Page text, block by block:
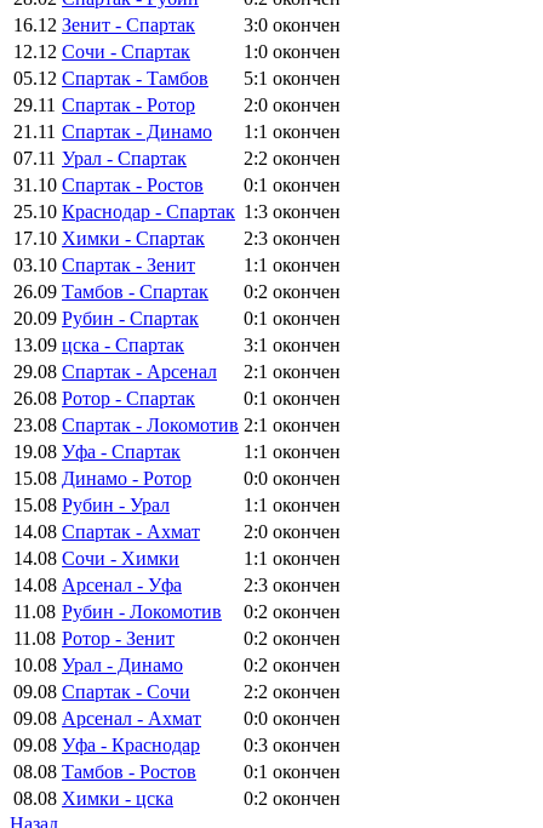
16.12 Зенит - Спартак 3:0 окончен
12.12 Сочи - Спартак 1:0 окончен
05.12 Спартак - Тамбов 5:1 окончен
29.11 Спартак - Ротор 2:0 окончен
21.11 Спартак - Динамо 1:1 окончен
07.11 Урал - Спартак 2:2 окончен
31.10 Спартак - Ростов 0:1 окончен
25.10 Краснодар - Спартак 1:3 окончен
17.10 Химки - Спартак 2:3 окончен
03.10 Спартак - Зенит 1:1 окончен
26.09 Тамбов - Спартак 0:2 окончен
20.09 Рубин - Спартак 0:1 окончен
13.09 цска - Спартак 3:1 окончен
29.08 Спартак - Арсенал 2:1 окончен
26.08 Ротор - Спартак 0:1 окончен
23.08 Спартак - Локомотив 2:1 окончен
19.08 Уфа - Спартак 1:1 окончен
15.08 Динамо - Ротор 0:0 окончен
15.08 Рубин - Урал 1:1 окончен
14.08 Спартак - Ахмат 2:0 окончен
14.08 Сочи - Химки 1:1 окончен
14.08 Арсенал - Уфа 2:3 окончен
11.08 Рубин - Локомотив 0:2 окончен
11.08 Ротор - Зенит 0:2 окончен
10.08 Урал - Динамо 0:2 окончен
09.08 Спартак - Сочи 2:2 окончен
09.08 Арсенал - Ахмат 0:0 окончен
09.08 Уфа - Краснодар 0:3 окончен
08.08 Тамбов - Ростов 0:1 окончен
08.08 Химки - цска 0:2 окончен
Назад